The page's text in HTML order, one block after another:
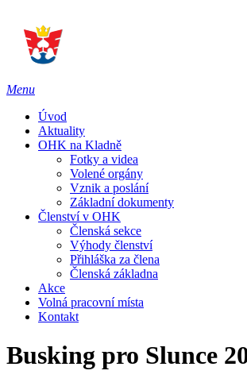
Menu
Úvod
Aktuality
OHK na Kladně
Fotky a videa
Volené orgány
Vznik a poslání
Základní dokumenty
Členství v OHK
Členská sekce
Výhody členství
Přihláška za člena
Členská základna
Akce
Volná pracovní místa
Kontakt
Busking pro Slunce